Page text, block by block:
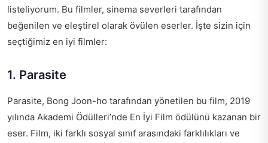
listeliyorum. Bu filmler, sinema severleri tarafından
beğenilen ve eleştirel olarak övülen eserler. İşte sizin için
seçtiğimiz en iyi filmler:
1. Parasite
Parasite, Bong Joon-ho tarafından yönetilen bu film, 2019
yılında Akademi Ödülleri’nde En İyi Film ödülünü kazanan bir
eser. Film, iki farklı sosyal sınıf arasındaki farklılıkları ve